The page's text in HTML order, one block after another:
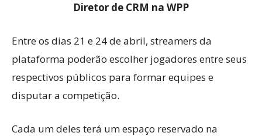
Diretor de CRM na WPP
Entre os dias 21 e 24 de abril, streamers da
plataforma poderão escolher jogadores entre seus
respectivos públicos para formar equipes e
disputar a competição.
Cada um deles terá um espaço reservado na